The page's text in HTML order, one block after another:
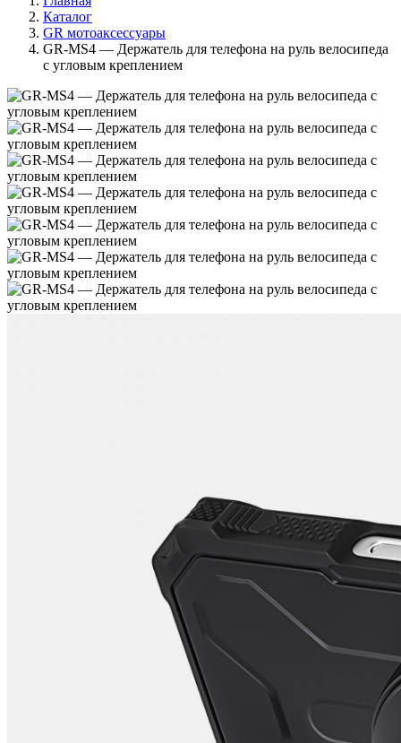
Каталог
GR мотоаксессуары
GR-MS4 — Держатель для телефона на руль велосипеда
с угловым креплением